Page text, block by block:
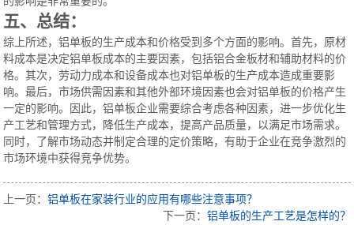
五、总结：
综上所述，铝单板的生产成本和价格受到多个方面的影响。首先，原材
料成本是决定铝单板成本的主要因素，包括铝合金板材和辅助材料的价
格。其次，劳动力成本和设备成本也对铝单板的生产成本造成重要影
响。最后，市场供需因素和其他外部环境因素也会对铝单板的价格产生
一定的影响。因此，铝单板企业需要综合考虑各种因素，进一步优化生
产工艺和管理方式，降低生产成本，提高产品质量，以满足市场需求。
同时，了解市场动态并制定合理的定价策略，有助于企业在竞争激烈的
市场环境中获得竞争优势。
上一页：铝单板在家装行业的应用有哪些注意事项？
下一页： 铝单板的生产工艺是怎样的？